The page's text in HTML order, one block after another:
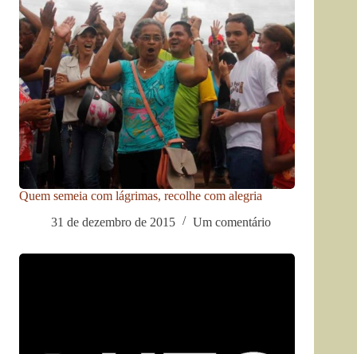
Quem semeia com lágrimas, recolhe com alegria
31 de dezembro de 2015
Um comentário